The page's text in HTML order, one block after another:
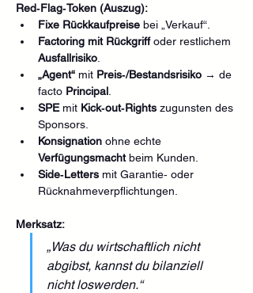
Red‑Flag‑Token (Auszug):
Fixe Rückkaufpreise bei „Verkauf“.
Factoring mit Rückgriff oder restlichem
Ausfallrisiko
„Agent“ mit Preis‑/Bestandsrisiko → de
facto Principal
SPE mit Kick‑out‑Rights zugunsten des
Sponsors.
Konsignation ohne echte
Verfügungsmacht beim Kunden.
Side‑Letters mit Garantie‑ oder
Rücknahmeverpflichtungen.
Merksatz:
„Was du wirtschaftlich nicht
abgibst, kannst du bilanziell
nicht loswerden.“